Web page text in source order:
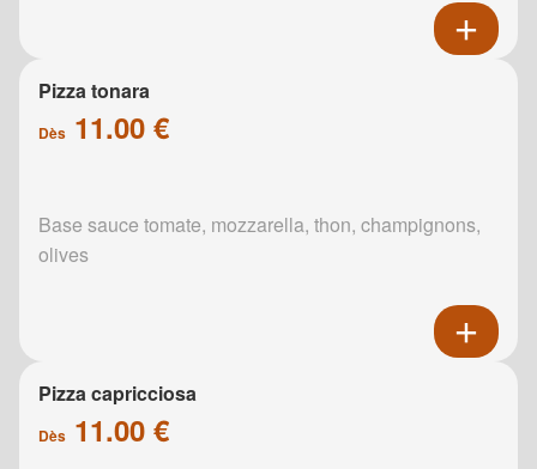
Pizza tonara
Dès 11.00 €
Base sauce tomate, mozzarella, thon, champignons,
olives
Pizza capricciosa
Dès 11.00 €